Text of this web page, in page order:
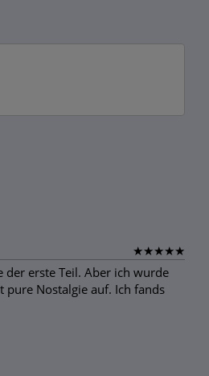
★★★★★
der erste Teil. Aber ich wurde
pure Nostalgie auf. Ich fands